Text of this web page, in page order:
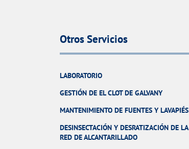
Otros Servicios
LABORATORIO
GESTIÓN DE EL CLOT DE GALVANY
MANTENIMIENTO DE FUENTES Y LAVAPIÉS
DESINSECTACIÓN Y DESRATIZACIÓN DE LA
RED DE ALCANTARILLADO